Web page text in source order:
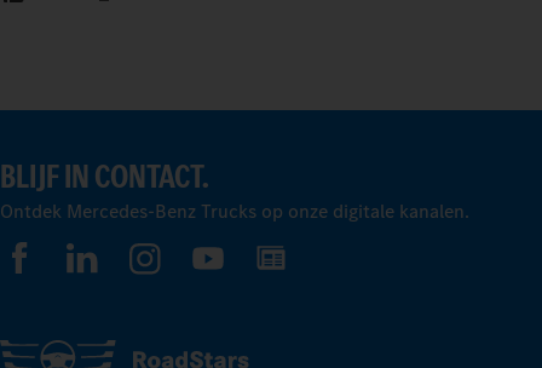
BLIJF IN CONTACT.
Ontdek Mercedes-Benz Trucks op onze digitale kanalen.